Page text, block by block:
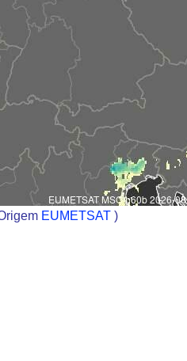
EUMETSAT )